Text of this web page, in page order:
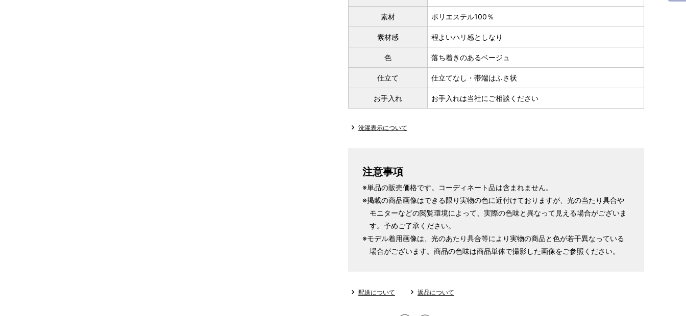
素材 ポリエステル100％
素材感 程よいハリ感としなり
色 落ち着きのあるベージュ
仕立て 仕立てなし・帯端はふさ状
お手入れ お手入れは当社にご相談ください
洗濯表示について
注意事項
※単品の販売価格です。コーディネート品は含まれません。
※掲載の商品画像はできる限り実物の色に近付けておりますが、光の当たり具合や
モニターなどの閲覧環境によって、実際の色味と異なって見える場合がございま
す。予めご了承ください。
※モデル着用画像は、光のあたり具合等により実物の商品と色が若干異なっている
場合がございます。商品の色味は商品単体で撮影した画像をご参照ください。
配送について 返品について